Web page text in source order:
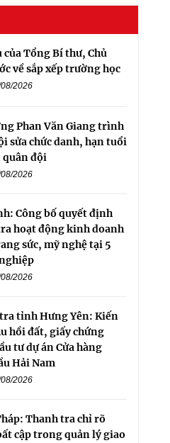
của Tổng Bí thư, Chủ
về sắp xếp trường học
2026
Phan Văn Giang trình
sửa chức danh, hạn tuổi
quân đội
2026
Công bố quyết định
hoạt động kinh doanh
sức, mỹ nghệ tại 5
2026
tỉnh Hưng Yên: Kiến
hồi đất, giấy chứng
tư dự án Cửa hàng
Hải Nam
2026
Thanh tra chỉ rõ
cập trong quản lý giao